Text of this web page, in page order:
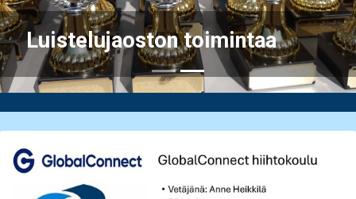
Luistelujaoston toimintaa